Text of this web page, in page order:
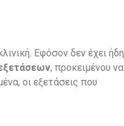
Εφόσον δεν έχει ήδη
, προκειμένου να
οι εξετάσεις που